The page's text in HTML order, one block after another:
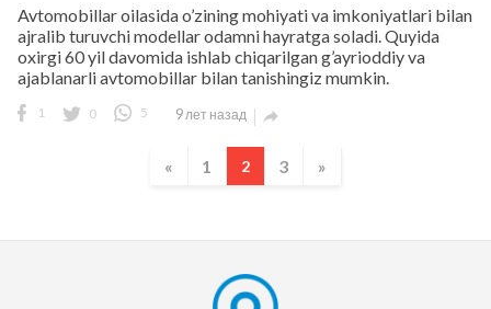
Avtomobillar oilasida o’zining mohiyati va imkoniyatlari bilan
ajralib turuvchi modellar odamni hayratga soladi. Quyida
oxirgi 60 yil davomida ishlab chiqarilgan g’ayrioddiy va
ajablanarli avtomobillar bilan tanishingiz mumkin.
1 0 5 9 лет назад 
« 1 2 3 »